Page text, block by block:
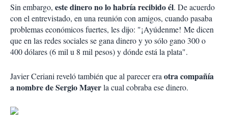
Sin embargo, este dinero no lo habría recibido él. De acuerdo
con el entrevistado, en una reunión con amigos, cuando pasaba
problemas económicos fuertes, les dijo: "¡Ayúdenme! Me dicen
que en las redes sociales se gana dinero y yo sólo gano 300 o
400 dólares (6 mil u 8 mil pesos) y dónde está la plata".
Javier Ceriani reveló también que al parecer era otra compañía
a nombre de Sergio Mayerla cual cobraba ese dinero.